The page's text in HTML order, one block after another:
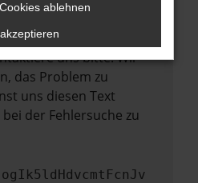
Webseitenbetreiber.
genannten Schritte
uns bitte. Wir
das Problem zu
uns diesen Text
der Fehlersuche zu
ablehnen